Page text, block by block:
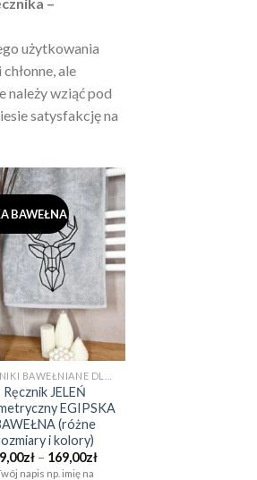
użytkowania
ale
należy wziąć pod
satysfakcję na
BAWEŁNA
Ręcznik JELEŃ
EGIPSKA
(różne
i kolory)
zł – 169,00złZakres
napis np. imię na